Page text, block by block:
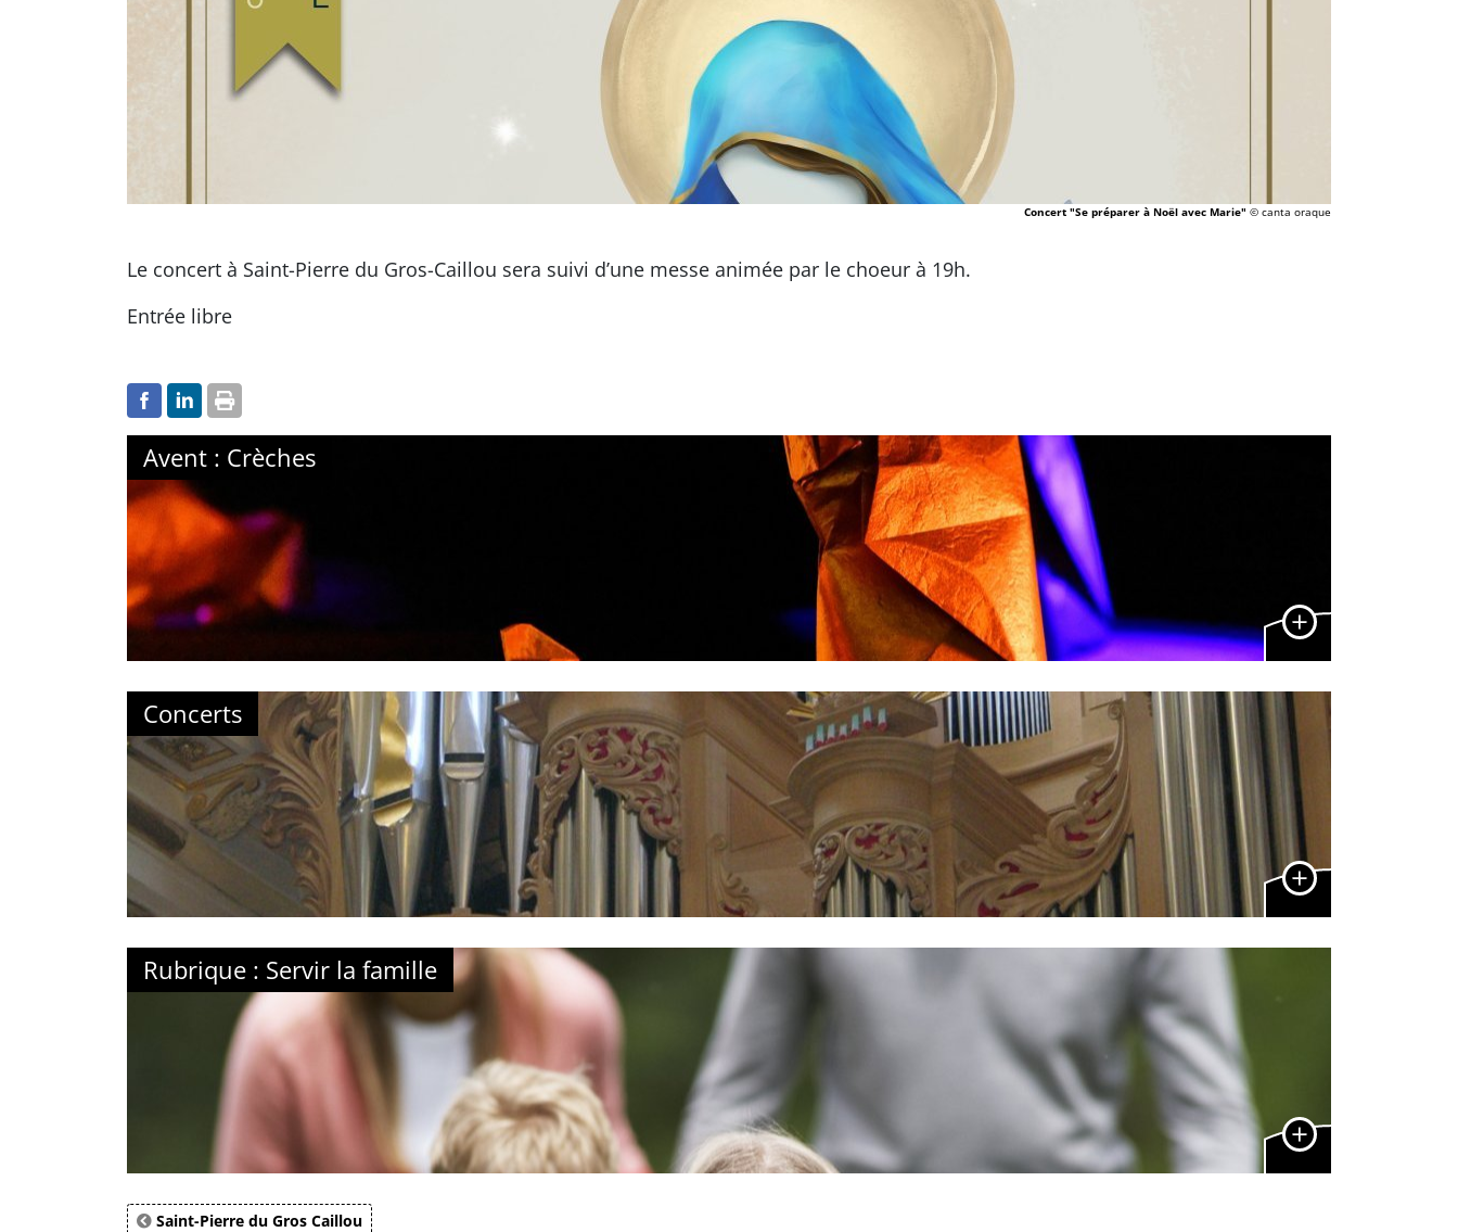
Concert "Se préparer à Noël avec Marie" © canta oraque
Le concert à Saint-Pierre du Gros-Caillou sera suivi d’une messe animée par le choeur à 19h.
Entrée libre
Avent : Crèches
Concerts
Rubrique : Servir la famille
Saint-Pierre du Gros Caillou